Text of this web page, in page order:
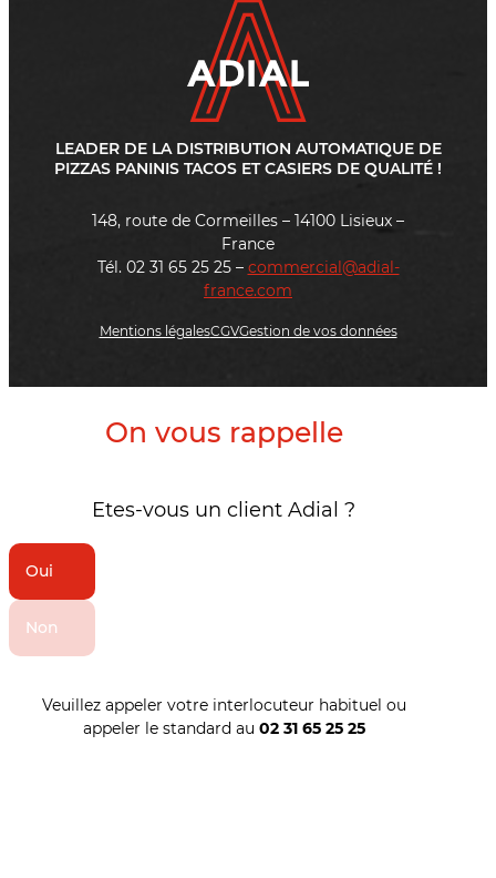
LEADER DE LA DISTRIBUTION AUTOMATIQUE DE
PIZZAS PANINIS TACOS ET CASIERS DE QUALITÉ !
148, route de Cormeilles – 14100 Lisieux –
France
Tél. 02 31 65 25 25 – commercial@adial-
france.com
Mentions légalesCGVGestion de vos données
On vous rappelle
Etes-vous un client Adial ?
Oui
Non
Veuillez appeler votre interlocuteur habituel ou
appeler le standard au 02 31 65 25 25